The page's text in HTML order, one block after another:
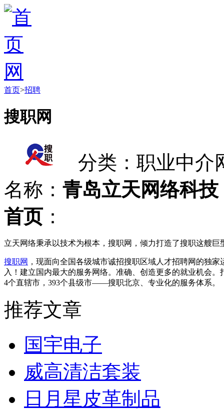
首页>招聘
搜职网
分类：职业中介
名称： 青岛立天网络科技
首页 ：
立天网络秉承以技术为根本，搜职网，倾力打造了搜职这艘巨
搜职网 ，现面向全国各级城市诚招搜职区域人才招聘网的独
入！建立国内最大的服务网络。准确、创造更多的就业机会
4个直辖市，393个县级市——搜职北京、专业化的服务体系。
推荐文章
国宇电子
威高清洁套装
日月星皮革制品